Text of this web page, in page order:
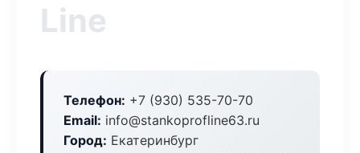
Line
Телефон: +7 (930) 535-70-70
Email: info@stankoprofline63.ru
Город: Екатеринбург